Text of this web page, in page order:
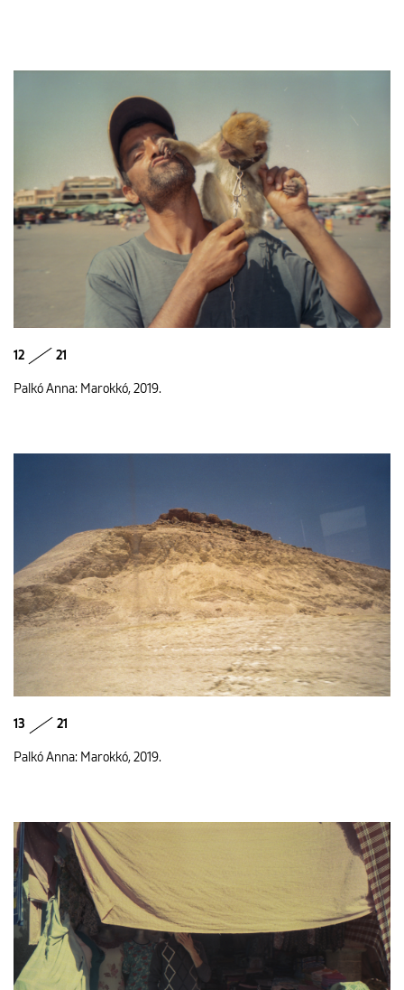
12 21
Palkó Anna: Marokkó, 2019.
13 21
Palkó Anna: Marokkó, 2019.